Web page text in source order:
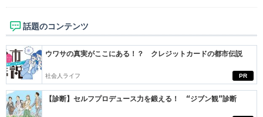
話題のコンテンツ
PR
ウワサの真実がここにある！？ クレジットカードの都市伝説
社会人ライフ
【診断】セルフプロデュース力を鍛える！ “ジブン観”診断